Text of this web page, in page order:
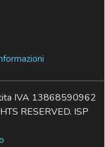
IVA 13868590962
RESERVED. ISP